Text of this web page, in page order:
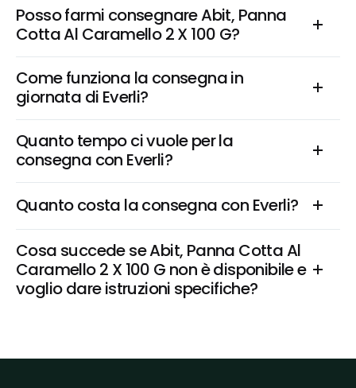
Posso farmi consegnare Abit, Panna
Cotta Al Caramello 2 X 100 G?
Come funziona la consegna in
giornata di Everli?
Quanto tempo ci vuole per la
consegna con Everli?
Quanto costa la consegna con Everli?
Cosa succede se Abit, Panna Cotta Al
Caramello 2 X 100 G non è disponibile e
voglio dare istruzioni specifiche?